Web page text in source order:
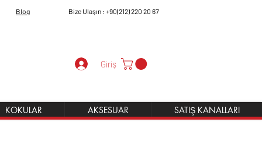
Blog Bize Ulaşın : +90(212) 220 20 67
Giriş
KOKULAR AKSESUAR SATIŞ KANALLARI